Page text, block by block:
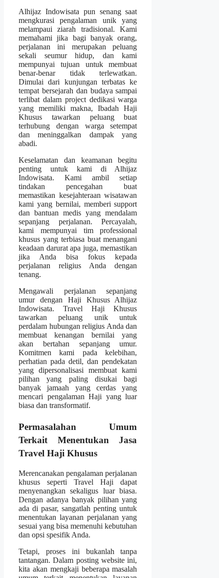
Alhijaz Indowisata pun senang saat
mengkurasi pengalaman unik yang
melampaui ziarah tradisional. Kami
memahami jika bagi banyak orang,
perjalanan ini merupakan peluang
sekali seumur hidup, dan kami
mempunyai tujuan untuk membuat
benar-benar tidak terlewatkan.
Dimulai dari kunjungan terbatas ke
tempat bersejarah dan budaya sampai
terlibat dalam project dedikasi warga
yang memiliki makna, Ibadah Haji
Khusus tawarkan peluang buat
terhubung dengan warga setempat
dan meninggalkan dampak yang
abadi.
Keselamatan dan keamanan begitu
penting untuk kami di Alhijaz
Indowisata. Kami ambil setiap
tindakan pencegahan buat
memastikan kesejahteraan wisatawan
kami yang bernilai, memberi support
dan bantuan medis yang mendalam
sepanjang perjalanan. Percayalah,
kami mempunyai tim professional
khusus yang terbiasa buat menangani
keadaan darurat apa juga, memastikan
jika Anda bisa fokus kepada
perjalanan religius Anda dengan
tenang.
Mengawali perjalanan sepanjang
umur dengan Haji Khusus Alhijaz
Indowisata. Travel Haji Khusus
tawarkan peluang unik untuk
perdalam hubungan religius Anda dan
membuat kenangan bernilai yang
akan bertahan sepanjang umur.
Komitmen kami pada kelebihan,
perhatian pada detil, dan pendekatan
yang dipersonalisasi membuat kami
pilihan yang paling disukai bagi
banyak jamaah yang cerdas yang
mencari pengalaman Haji yang luar
biasa dan transformatif.
Permasalahan Umum
Terkait Menentukan Jasa
Travel Haji Khusus
Merencanakan pengalaman perjalanan
khusus seperti Travel Haji dapat
menyenangkan sekaligus luar biasa.
Dengan adanya banyak pilihan yang
ada di pasar, sangatlah penting untuk
menentukan layanan perjalanan yang
sesuai yang bisa memenuhi kebutuhan
dan opsi spesifik Anda.
Tetapi, proses ini bukanlah tanpa
tantangan. Dalam posting website ini,
kita akan mengkaji beberapa masalah